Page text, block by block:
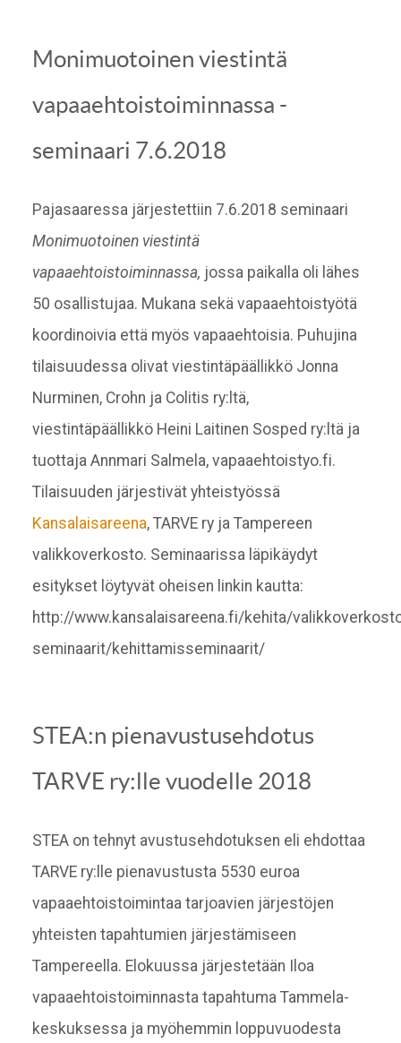
Monimuotoinen viestintä
vapaaehtoistoiminnassa -
seminaari 7.6.2018
Pajasaaressa järjestettiin 7.6.2018 seminaari
Monimuotoinen viestintä
vapaaehtoistoiminnassa, jossa paikalla oli lähes
50 osallistujaa. Mukana sekä vapaaehtoistyötä
koordinoivia että myös vapaaehtoisia. Puhujina
tilaisuudessa olivat viestintäpäällikkö Jonna
Nurminen, Crohn ja Colitis ry:ltä,
viestintäpäällikkö Heini Laitinen Sosped ry:ltä ja
tuottaja Annmari Salmela, vapaaehtoistyo.fi.
Tilaisuuden järjestivät yhteistyössä
Kansalaisareena, TARVE ry ja Tampereen
valikkoverkosto. Seminaarissa läpikäydyt
esitykset löytyvät oheisen linkin kautta:
http://www.kansalaisareena.fi/kehita/
seminaarit/kehittamisseminaarit/
STEA:n pienavustusehdotus
TARVE ry:lle vuodelle 2018
STEA on tehnyt avustusehdotuksen eli ehdottaa
TARVE ry:lle pienavustusta 5530 euroa
vapaaehtoistoimintaa tarjoavien järjestöjen
yhteisten tapahtumien järjestämiseen
Tampereella. Elokuussa järjestetään Iloa
vapaaehtoistoiminnasta tapahtuma Tammela-
keskuksessa ja myöhemmin loppuvuodesta